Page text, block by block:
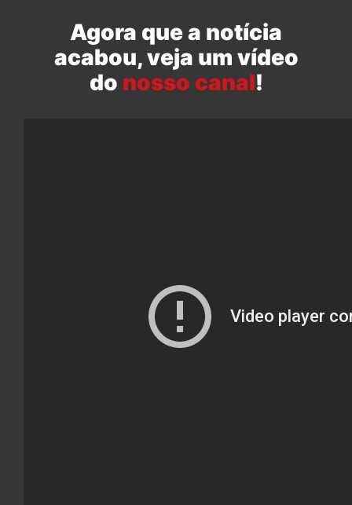
Agora que a notícia
acabou, veja um vídeo
do nosso canal!